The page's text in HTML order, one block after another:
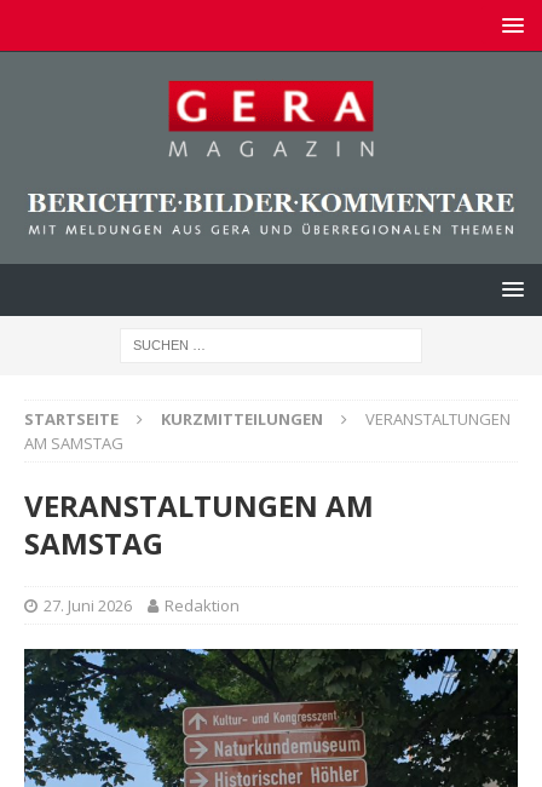
STARTSEITE KURZMITTEILUNGEN
VERANSTALTUNGEN
AM SAMSTAG
VERANSTALTUNGEN AM
SAMSTAG
27. Juni 2026 Redaktion